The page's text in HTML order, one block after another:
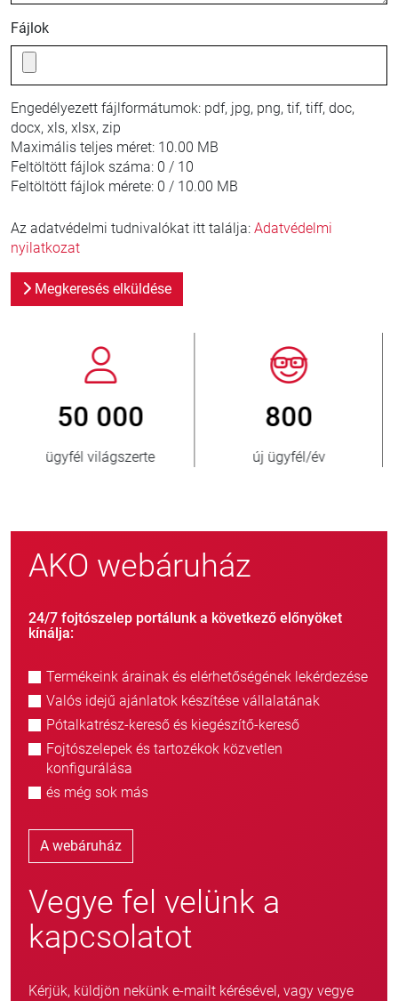
Fájlok
Engedélyezett fájlformátumok: pdf, jpg, png, tif, tiff, doc,
docx, xls, xlsx, zip
Maximális teljes méret: 10.00 MB
Feltöltött fájlok száma: 0 / 10
Feltöltött fájlok mérete: 0 / 10.00 MB
Az adatvédelmi tudnivalókat itt találja: Adatvédelmi
nyilatkozat
Megkeresés elküldése
800
új ügyfél/év
> 3 500 000
eladott egység
AKO webáruház
24/7 fojtószelep portálunk a következő előnyöket
kínálja:
Termékeink árainak és elérhetőségének lekérdezése
Valós idejű ajánlatok készítése vállalatának
Pótalkatrész-kereső és kiegészítő-kereső
Fojtószelepek és tartozékok közvetlen
konfigurálása
és még sok más
A webáruház
Vegye fel velünk a
kapcsolatot
Kérjük, küldjön nekünk e-mailt kérésével, vagy vegye